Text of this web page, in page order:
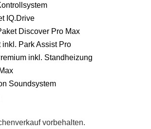
IQ.Drive
Discover Pro Max
inkl. Park Assist Pro
inkl. Standheizung
Soundsystem
vorbehalten.